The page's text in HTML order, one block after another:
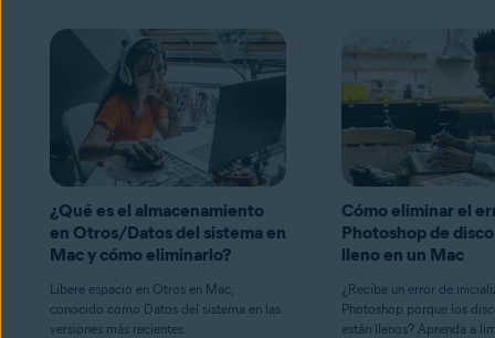
¿Qué es el almacenamiento
en Otros/Datos del sistema en
Mac y cómo eliminarlo?
Libere espacio en Otros en Mac,
conocido como Datos del sistema en las
versiones más recientes.
Cómo eliminar el
Photoshop de
lleno en un Mac
¿Recibe un error de
Photoshop porque los
están llenos? Aprenda a